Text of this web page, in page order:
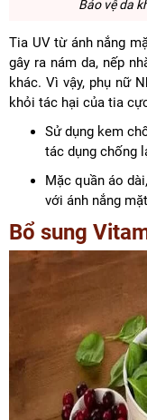
Bảo vệ da
Tia UV từ ánh nắng
gây ra nám da, nếp
khác. Vì vậy, phụ nữ
khỏi tác hại của tia
Sử dụng kem
tác dụng chống
Mặc quần áo
với ánh nắng
Bổ sung